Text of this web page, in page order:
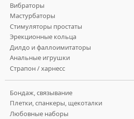
Вибраторы
Мастурбаторы
Стимуляторы простаты
Эрекционные кольца
Дилдо и фаллоимитаторы
Анальные игрушки
Страпон / харнесс
Бондаж, связывание
Плетки, спанкеры, щекоталки
Любовные наборы